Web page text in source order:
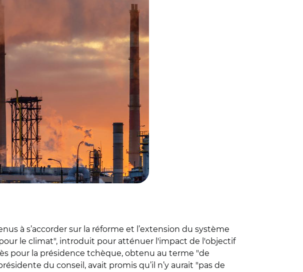
à s’accorder sur la réforme et l’extension du système
pour le climat", introduit pour atténuer l'impact de l'objectif
pour la présidence tchèque, obtenu au terme "de
du conseil, avait promis qu’il n’y aurait "pas de